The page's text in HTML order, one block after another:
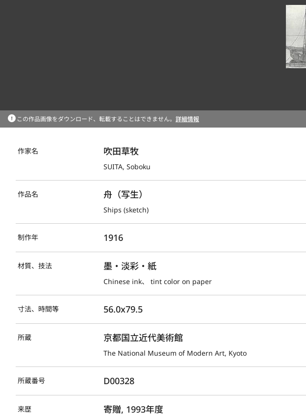
この作品画像をダウンロード、転載することはできません。 詳細情報
作家名 吹田草牧
SUITA, Soboku
作品名 舟（写生）
Ships (sketch)
制作年 1916
材質、技法 墨・淡彩・紙
Chinese ink、 tint color on paper
寸法、時間等 56.0x79.5
所蔵 京都国立近代美術館
The National Museum of Modern Art, Kyoto
所蔵番号 D00328
来歴 寄贈, 1993年度